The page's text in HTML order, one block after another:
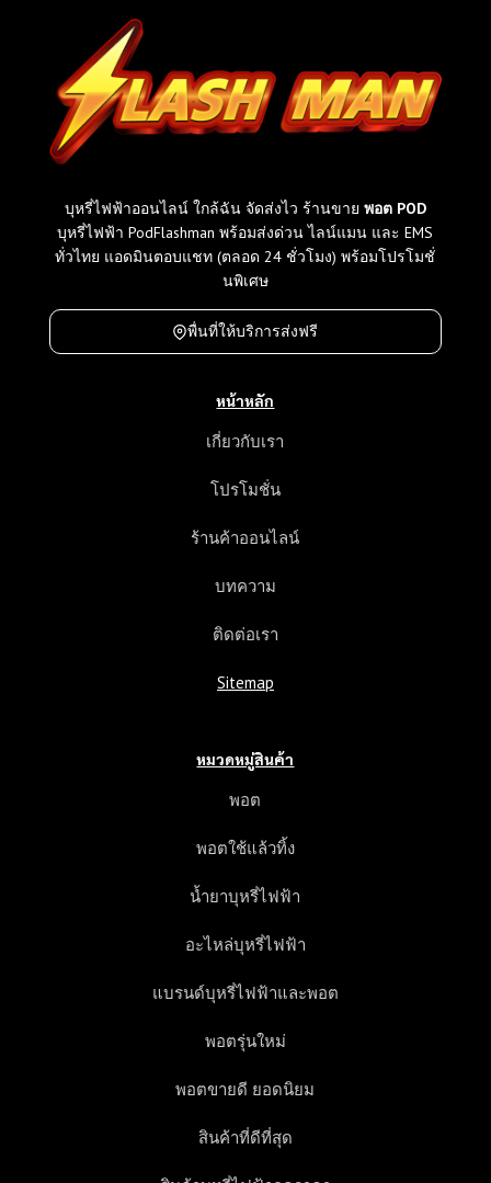
บุหรี่ไฟฟ้าออนไลน์ ใกล้ฉัน จัดส่งไว ร้านขาย พอต POD
บุหรี่ไฟฟ้า PodFlashman พร้อมส่งด่วน ไลน์แมน และ EMS
ทั่วไทย แอดมินตอบแชท (ตลอด 24 ชั่วโมง) พร้อมโปรโมชั่
นพิเศษ
พื่นที่ให้บริการส่งฟรี
หน้าหลัก
เกี่ยวกับเรา
โปรโมชั่น
ร้านค้าออนไลน์
บทความ
ติดต่อเรา
Sitemap
หมวดหมู่สินค้า
พอต
พอตใช้แล้วทิ้ง
น้ำยาบุหรี่ไฟฟ้า
อะไหล่บุหรี่ไฟฟ้า
แบรนด์บุหรี่ไฟฟ้าและพอต
พอตรุ่นใหม่
พอตขายดี ยอดนิยม
สินค้าที่ดีที่สุด